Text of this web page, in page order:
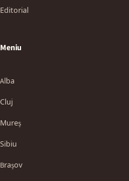
Editorial
Meniu
Alba
Cluj
Mureș
Sibiu
Brașov